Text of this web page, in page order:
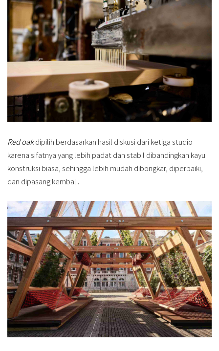
Red oakdipilih berdasarkan hasil diskusi dari ketiga studio
karena sifatnya yang lebih padat dan stabil dibandingkan kayu
konstruksi biasa, sehingga lebih mudah dibongkar, diperbaiki,
dan dipasang kembali.